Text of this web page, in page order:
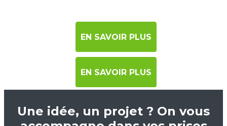
EN SAVOIR PLUS
EN SAVOIR PLUS
Une idée, un projet ? On vous